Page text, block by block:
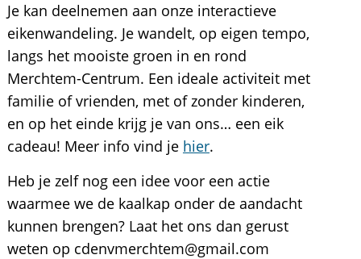
Je kan deelnemen aan onze interactieve
eikenwandeling. Je wandelt, op eigen tempo,
langs het mooiste groen in en rond
Merchtem-Centrum. Een ideale activiteit met
familie of vrienden, met of zonder kinderen,
en op het einde krijg je van ons… een eik
cadeau! Meer info vind je hier.
Heb je zelf nog een idee voor een actie
waarmee we de kaalkap onder de aandacht
kunnen brengen? Laat het ons dan gerust
weten op cdenvmerchtem@gmail.com